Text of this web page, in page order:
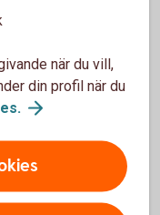
Oavsett om
att sätta mål med
klart kommer
när du vill,
din profil när du